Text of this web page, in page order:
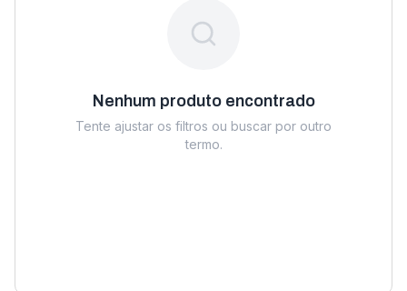
Nenhum produto encontrado
Tente ajustar os filtros ou buscar por outro
termo.